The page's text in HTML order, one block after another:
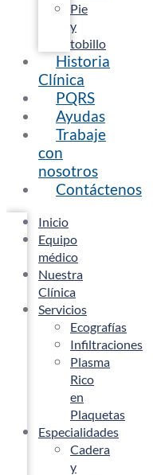
Pie
y
tobillo
Historia
Clínica
PQRS
Ayudas
Trabaje
con
nosotros
Contáctenos
Inicio
Equipo
médico
Nuestra
Clínica
Servicios
Ecografías
Infiltraciones
Plasma
Rico
en
Plaquetas
Especialidades
Cadera
y